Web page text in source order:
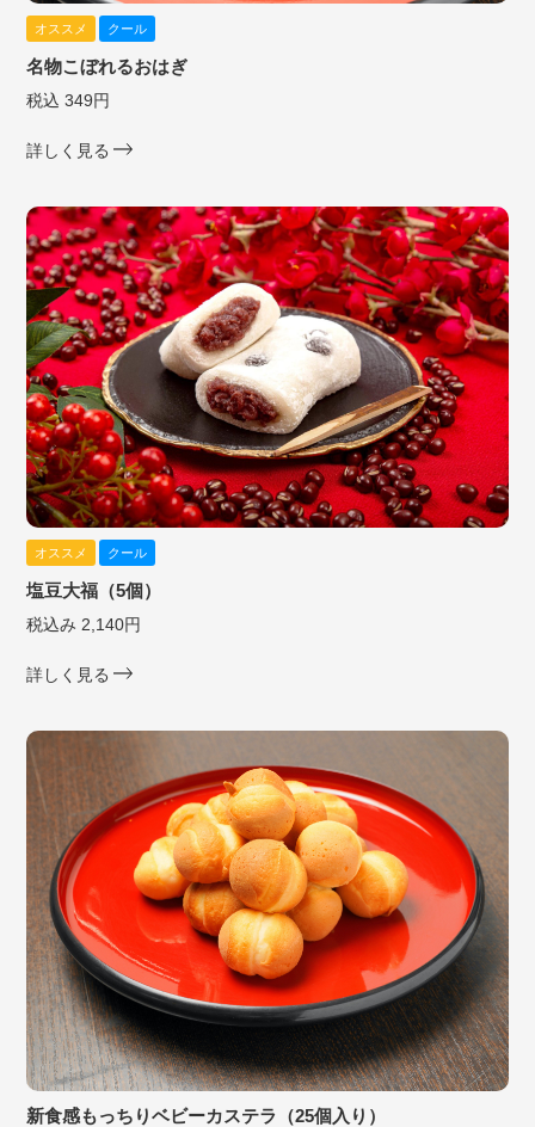
オススメ クール
名物こぼれるおはぎ
税込 349円
詳しく見る
オススメ クール
塩豆大福（5個）
税込み 2,140円
詳しく見る
新食感もっちりベビーカステラ（25個入り）